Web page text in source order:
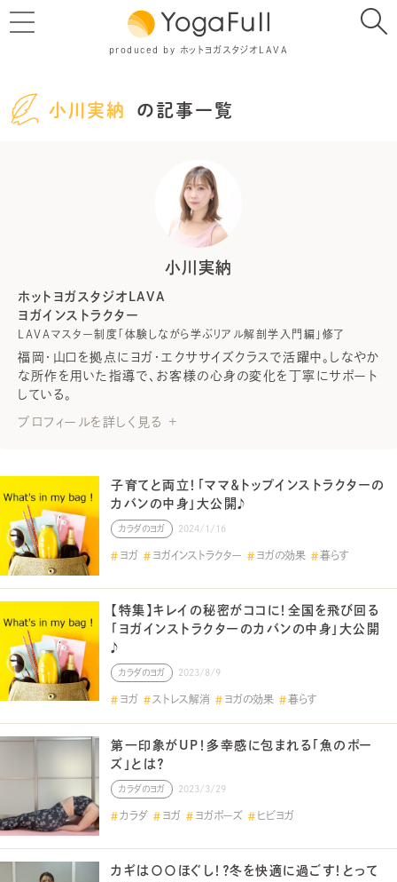
produced by ホットヨガスタジオLAVA
小川実納 の記事一覧
小川実納
ホットヨガスタジオLAVA
ヨガインストラクター
LAVAマスター制度「体験しながら学ぶリアル解剖学入門編」修了
福岡・山口を拠点にヨガ・エクササイズクラスで活躍中。しなやか
な所作を用いた指導で、お客様の心身の変化を丁寧にサポート
している。
プロフィールを詳しく見る
子育てと両立！「ママ＆トップインストラクターの
カバンの中身」大公開♪
カラダのヨガ 2024/1/16
ヨガ ヨガインストラクター ヨガの効果 暮らす
【特集】キレイの秘密がココに！全国を飛び回る
「ヨガインストラクターのカバンの中身」大公開
♪
カラダのヨガ 2023/8/9
ヨガ ストレス解消 ヨガの効果 暮らす
第一印象がUP！多幸感に包まれる「魚のポー
ズ」とは？
カラダのヨガ 2023/3/29
カラダ ヨガ ヨガポーズ ヒビヨガ
カギは〇〇ほぐし！？冬を快適に過ごす！とって